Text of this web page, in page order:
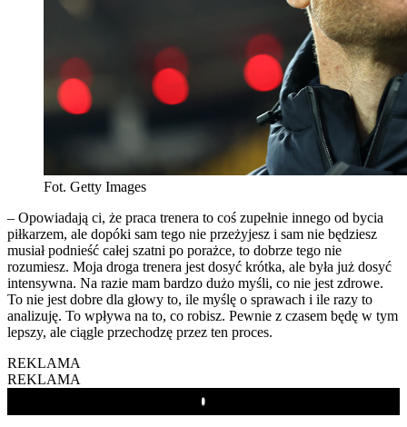
Fot. Getty Images
– Opowiadają ci, że praca trenera to coś zupełnie innego od bycia
piłkarzem, ale dopóki sam tego nie przeżyjesz i sam nie będziesz
musiał podnieść całej szatni po porażce, to dobrze tego nie
rozumiesz. Moja droga trenera jest dosyć krótka, ale była już dosyć
intensywna. Na razie mam bardzo dużo myśli, co nie jest zdrowe.
To nie jest dobre dla głowy to, ile myślę o sprawach i ile razy to
analizuję. To wpływa na to, co robisz. Pewnie z czasem będę w tym
lepszy, ale ciągle przechodzę przez ten proces.
REKLAMA
REKLAMA
Play